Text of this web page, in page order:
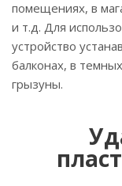
помещениях, в
и т.д. Для
устройство
балконах, в
грызуны.